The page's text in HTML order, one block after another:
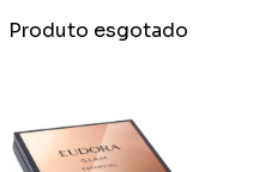
Produto esgotado